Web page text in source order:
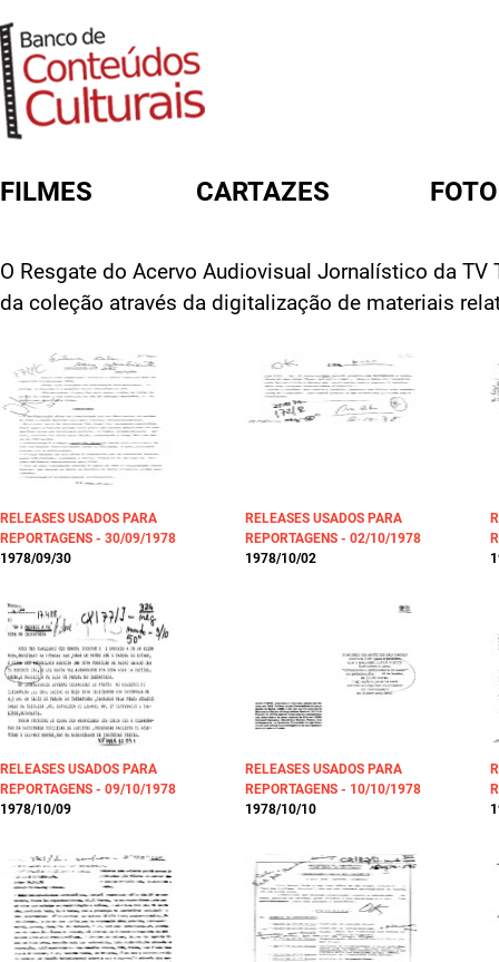
FILMES CARTAZES
O Resgate do Acervo Audiovisual Jornalístico da
da coleção através da digitalização de materiais
RELEASES USADOS PARA
REPORTAGENS - 30/09/1978
1978/09/30
RELEASES USADOS PARA
REPORTAGENS - 02/10/1978
1978/10/02
RELEASES USADOS PARA
REPORTAGENS - 09/10/1978
1978/10/09
RELEASES USADOS PARA
REPORTAGENS - 10/10/1978
1978/10/10
FORMULÁRIO DE BUSCA